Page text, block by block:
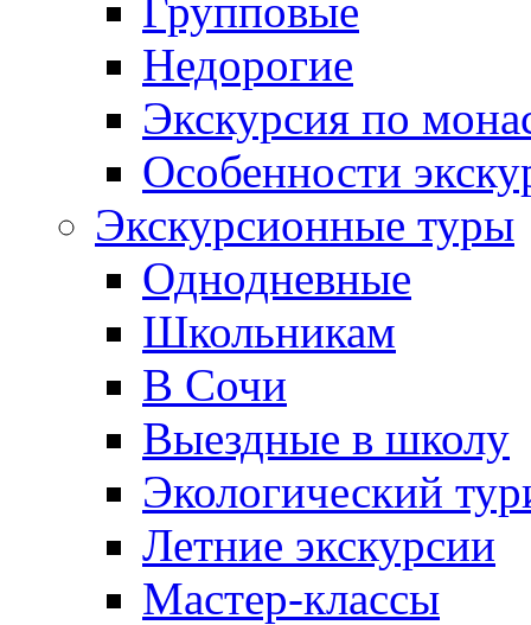
Групповые
Недорогие
Экскурсия по
Особенности
Экскурсионные туры
Однодневные
Школьникам
В Сочи
Выездные в школу
Экологический
Летние экскурсии
Мастер-классы